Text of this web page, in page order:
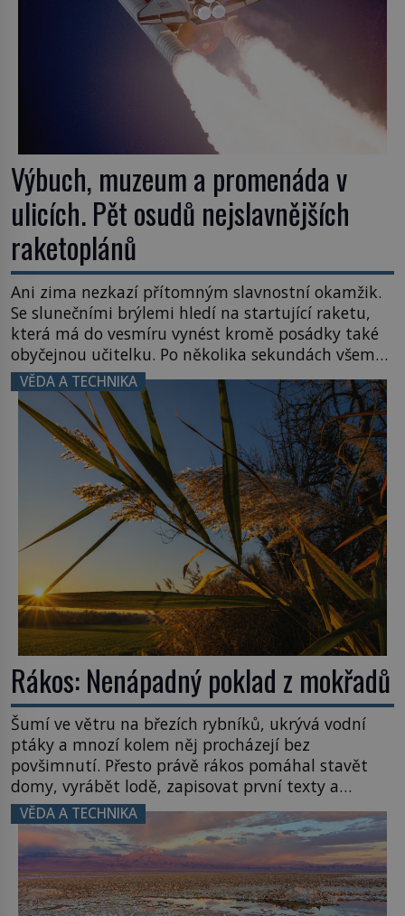
Výbuch, muzeum a promenáda v
ulicích. Pět osudů nejslavnějších
raketoplánů
Ani zima nezkazí přítomným slavnostní okamžik.
Se slunečními brýlemi hledí na startující raketu,
která má do vesmíru vynést kromě posádky také
obyčejnou učitelku. Po několika sekundách všem
ztuhnou úsměvy, stroj totiž exploduje. Jejich
konstrukce není z levného kraje, daňové
poplatníky stojí miliardy dolarů. Na druhou stranu
zvládnou jen představitelné věci. Na malé kousky
Název: Columbia První […]
VĚDA A TECHNIKA
Rákos: Nenápadný poklad z mokřadů
Šumí ve větru na březích rybníků, ukrývá vodní
ptáky a mnozí kolem něj procházejí bez
povšimnutí. Přesto právě rákos pomáhal stavět
domy, vyrábět lodě, zapisovat první texty a
inspiroval řadu pověstí. Tato skromná, ale
užitečná rostlina provází člověka už tisíce let.
Většina lidí vnímá rákos jen jako obyčejnou kulisu
letního koupání. Stačí se však podívat […]
VĚDA A TECHNIKA